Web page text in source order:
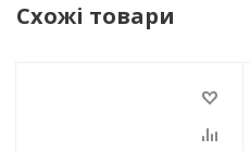
Схожі товари